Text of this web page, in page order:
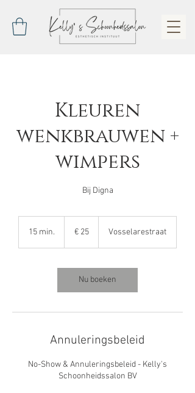
Kleuren
wenkbrauwen +
wimpers
Bij Digna
15 min. € 25 Vosselarestraat
Nu boeken
Annuleringsbeleid
No-Show & Annuleringsbeleid - Kelly's
Schoonheidssalon BV